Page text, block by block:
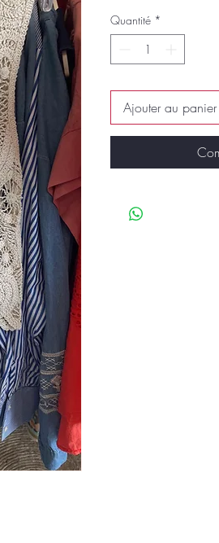
Quantité *
Ajouter au panier